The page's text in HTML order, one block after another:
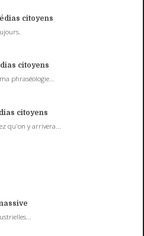
citoyens
citoyens
phraséologie...
citoyens
qu'on y arrivera...